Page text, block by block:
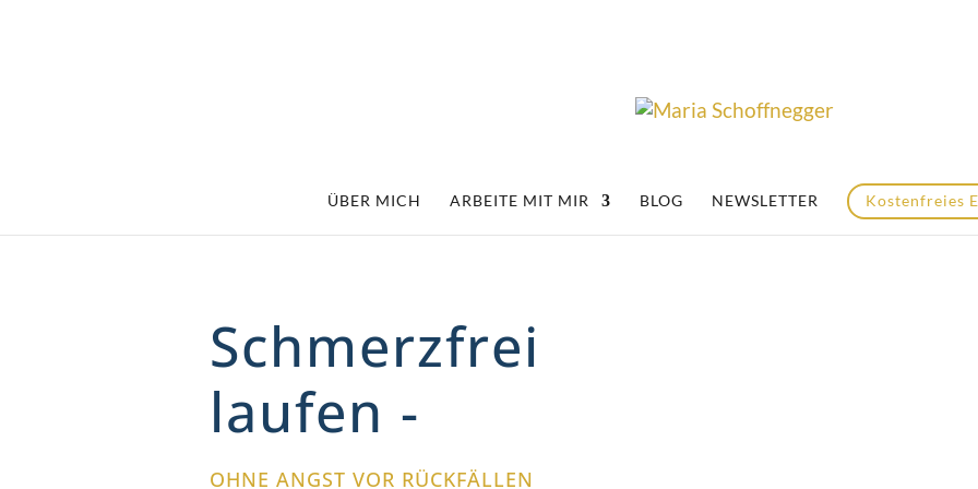
ÜBER MICH ARBEITE MIT MIR BLOG NEWSLETTER Kostenfreies
Schmerzfrei
laufen -
OHNE ANGST VOR RÜCKFÄLLEN